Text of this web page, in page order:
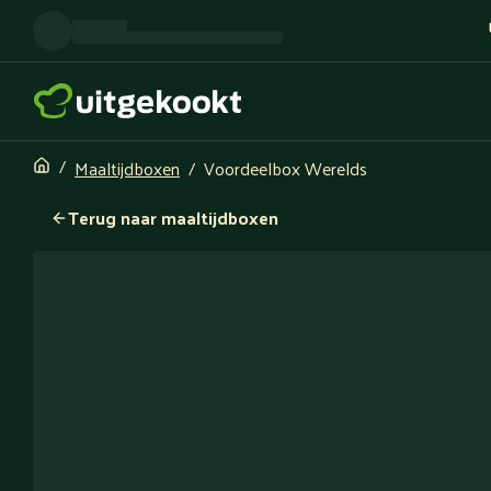
Maaltijdboxen
Voordeelbox Werelds
Terug naar maaltijdboxen